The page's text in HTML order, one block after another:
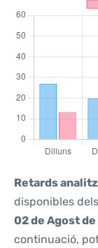
Retards
disponibles
02 de Agost
continuació,